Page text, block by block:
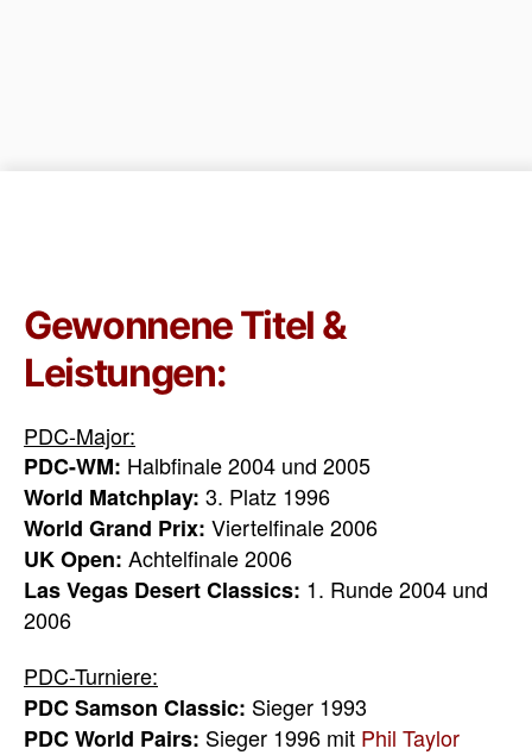
Gewonnene Titel &
Leistungen:
PDC-Major:
PDC-WM: Halbfinale 2004 und 2005
World Matchplay: 3. Platz 1996
World Grand Prix: Viertelfinale 2006
UK Open: Achtelfinale 2006
Las Vegas Desert Classics: 1. Runde 2004 und
2006
PDC-Turniere:
PDC Samson Classic: Sieger 1993
PDC World Pairs: Sieger 1996 mit Phil Taylor